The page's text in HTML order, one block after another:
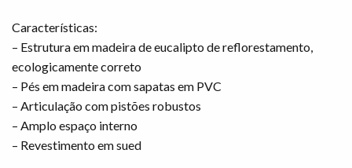
Características:
– Estrutura em madeira de eucalipto de reflorestamento,
ecologicamente correto
– Pés em madeira com sapatas em PVC
– Articulação com pistões robustos
– Amplo espaço interno
– Revestimento em sued